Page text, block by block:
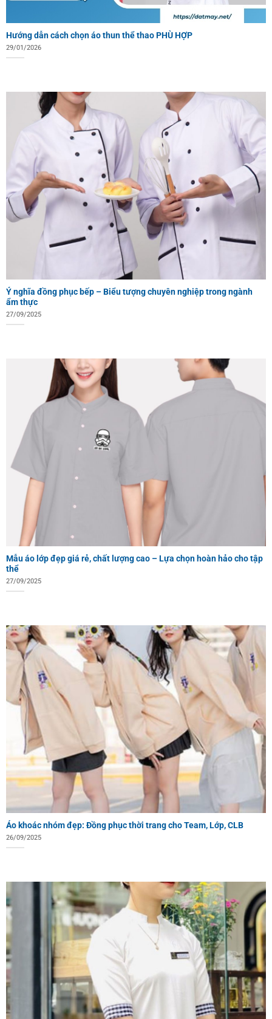
Hướng dẫn cách chọn áo thun thể thao PHÙ HỢP
29/01/2026
Ý nghĩa đồng phục bếp – Biểu tượng chuyên nghiệp trong ngành
ẩm thực
27/09/2025
Mẫu áo lớp đẹp giá rẻ, chất lượng cao – Lựa chọn hoàn hảo cho tập
thể
27/09/2025
Áo khoác nhóm đẹp: Đồng phục thời trang cho Team, Lớp, CLB
26/09/2025